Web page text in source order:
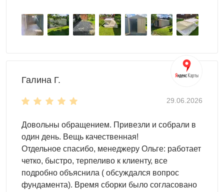
Мотоцикл и скутер — компактная версия хозблока
с дополнительным отсеком для экипировки и
кг/м² выдерживает тяжёлую внедорожную технику
без деформации настила
порог упрощают заезд крупной садовой техники
хозяйственный отсек рядом с парковочной зоной
для хранения расходников и инструмента
Прицеп и лодка— удлинённые модели хозблока
вмещают сезонную технику, которую неудобно
хранить под открытым небом
Галина Г.
29.06.2026
Довольны обращением. Привезли и собрали в
один день. Вещь качественная!
Отдельное спасибо, менеджеру Ольге: работает
четко, быстро, терпеливо к клиенту, все
подробно объяснила ( обсуждался вопрос
фундамента). Время сборки было согласовано